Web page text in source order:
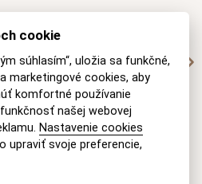
cookie
súhlasím“, uložia sa funkčné,
marketingové cookies, aby
komfortné používanie
našej webovej
Nastavenie cookies
upraviť svoje preferencie,